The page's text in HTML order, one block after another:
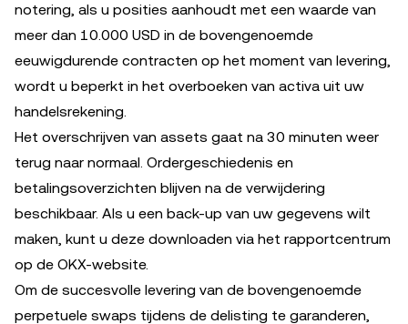
notering, als u posities aanhoudt met een waarde van
meer dan 10.000 USD in de bovengenoemde
eeuwigdurende contracten op het moment van levering,
wordt u beperkt in het overboeken van activa uit uw
handelsrekening.
Het overschrijven van assets gaat na 30 minuten weer
terug naar normaal. Ordergeschiedenis en
betalingsoverzichten blijven na de verwijdering
beschikbaar. Als u een back-up van uw gegevens wilt
maken, kunt u deze downloaden via het rapportcentrum
op de OKX-website.
Om de succesvolle levering van de bovengenoemde
perpetuele swaps tijdens de delisting te garanderen,